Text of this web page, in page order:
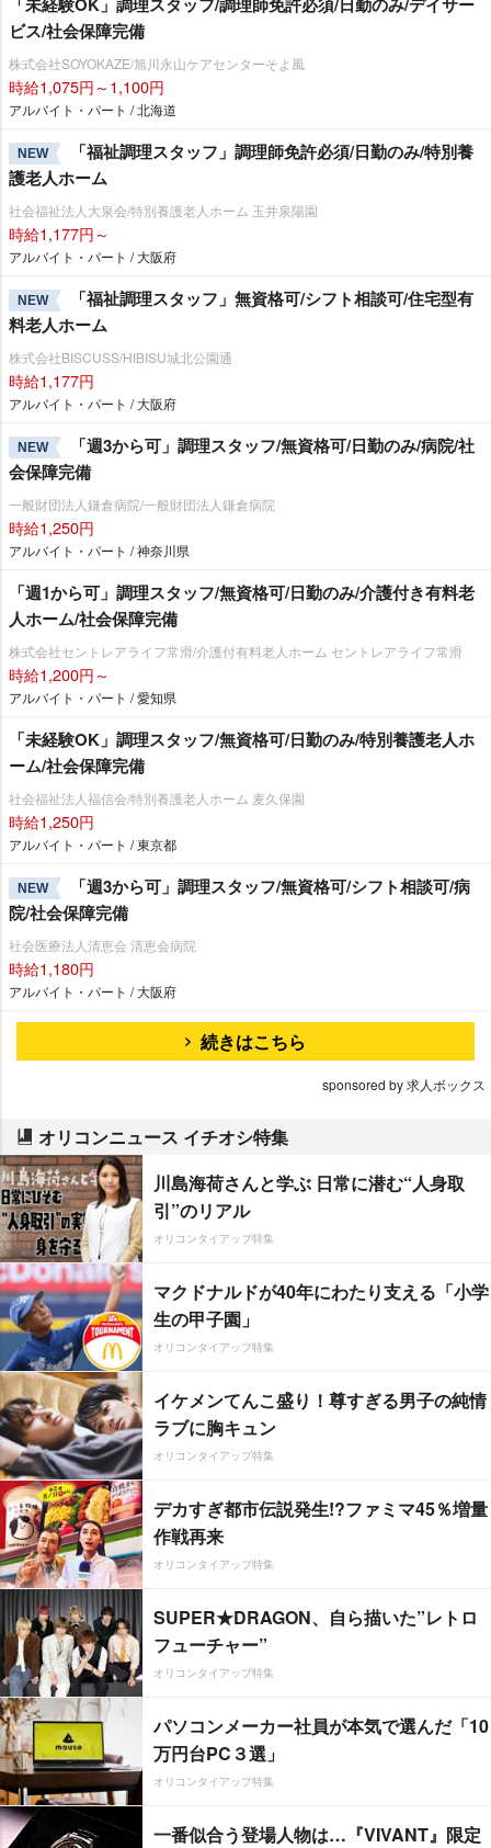
ビス/社会保障完備
株式会社SOYOKAZE/旭川永山ケアセンターそよ風
時給1,075円～1,100円
アルバイト・パート / 北海道
NEW
「福祉調理スタッフ」調理師免許必須/日勤のみ/特別養
護老人ホーム
社会福祉法人大泉会/特別養護老人ホーム 玉井泉陽園
時給1,177円～
アルバイト・パート / 大阪府
NEW
「福祉調理スタッフ」無資格可/シフト相談可/住宅型有
料老人ホーム
株式会社BISCUSS/HIBISU城北公園通
時給1,177円
アルバイト・パート / 大阪府
NEW
「週3から可」調理スタッフ/無資格可/日勤のみ/病院/社
会保障完備
一般財団法人鎌倉病院/一般財団法人鎌倉病院
時給1,250円
アルバイト・パート / 神奈川県
「週1から可」調理スタッフ/無資格可/日勤のみ/介護付き有料老
人ホーム/社会保障完備
株式会社セントレアライフ常滑/介護付有料老人ホーム セントレアライフ常滑
時給1,200円～
アルバイト・パート / 愛知県
「未経験OK」調理スタッフ/無資格可/日勤のみ/特別養護老人ホ
ーム/社会保障完備
社会福祉法人福信会/特別養護老人ホーム 麦久保園
時給1,250円
アルバイト・パート / 東京都
NEW
「週3から可」調理スタッフ/無資格可/シフト相談可/病
院/社会保障完備
社会医療法人清恵会 清恵会病院
時給1,180円
アルバイト・パート / 大阪府
続きはこちら
sponsored by 求人ボックス
オリコンニュース イチオシ特集
川島海荷さんと学ぶ 日常に潜む“人身取
引”のリアル
オリコンタイアップ特集
マクドナルドが40年にわたり支える「小学
生の甲子園」
オリコンタイアップ特集
イケメンてんこ盛り！尊すぎる男子の純情
ラブに胸キュン
オリコンタイアップ特集
デカすぎ都市伝説発生!?ファミマ45％増量
作戦再来
オリコンタイアップ特集
SUPER★DRAGON、自ら描いた”レトロ
フューチャー”
オリコンタイアップ特集
パソコンメーカー社員が本気で選んだ「10
万円台PC３選」
オリコンタイアップ特集
一番似合う登場人物は…『VIVANT』限定